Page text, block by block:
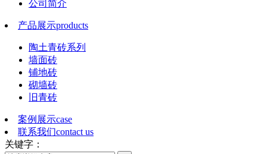
公司简介
产品展示products
陶土青砖系列
墙面砖
铺地砖
砌墙砖
旧青砖
案例展示case
联系我们contact us
关键字：